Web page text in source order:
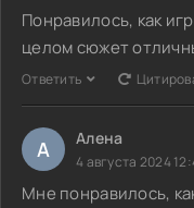
Понравилось, как
целом сюжет
Ответить
А Алена
4 августа 2024
Мне понравилось,